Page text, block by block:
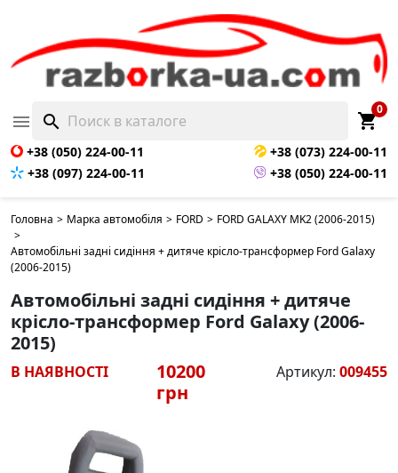
 search shopping_cart
0
+38 (050) 224-00-11
+38 (073) 224-00-11
+38 (097) 224-00-11
+38 (050) 224-00-11
Головна > Марка автомобіля > FORD > FORD GALAXY MK2 (2006-2015)
>
Автомобільні задні сидіння + дитяче крісло-трансформер Ford Galaxy
(2006-2015)
Автомобільні задні сидіння + дитяче
крісло-трансформер Ford Galaxy (2006-
2015)
В НАЯВНОСТІ
10200
грн
Артикул: 009455